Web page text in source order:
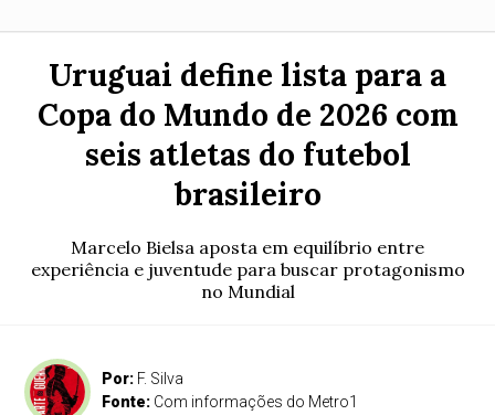
Uruguai define lista para a
Copa do Mundo de 2026 com
seis atletas do futebol
brasileiro
Marcelo Bielsa aposta em equilíbrio entre
experiência e juventude para buscar protagonismo
no Mundial
Por: F. Silva
Fonte: Com informações do Metro1